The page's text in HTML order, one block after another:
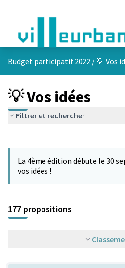
Budget participatif 2022 /💡 Vos
💡 Vos idées
Filtrer et rechercher
−
La 4ème édition débute le 30
vos idées !
177 propositions